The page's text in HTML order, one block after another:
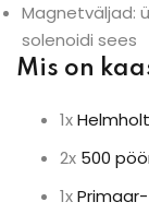
Magnetväljad:
solenoidi sees
Mis on
1x
2x 500
1x